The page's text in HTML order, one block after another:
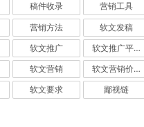
稿件收录 营销工具
营销方法 软文发稿
软文推广 软文推广平台
软文营销 软文营销价值
软文要求 鄙视链